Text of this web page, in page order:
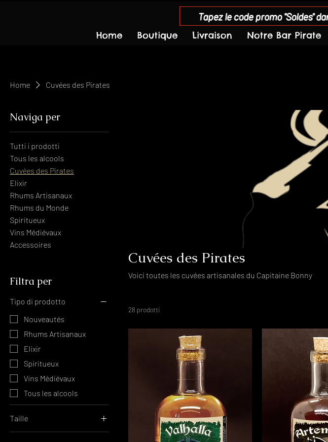
Tapez le code promo "Soldes"
Home Boutique Livraison Notre Bar Pirate
Home Cuvées des Pirates
Naviga per
Tutti i prodotti
Tous les alcools
Cuvées des Pirates
Elixir
Rhums Artisanaux
Rhums du Monde
Spiritueux
Vins Médiévaux
Accessoires
Filtra per
Tipo di prodotto
Nouveautés
Rhums Artisanaux
Elixir
Spiritueux
Vins Médiévaux
Tous les alcools
Taille
Cuvées des Pirates
Voici toutes les cuvées artisanales du Capitaine Bonny
28 prodotti